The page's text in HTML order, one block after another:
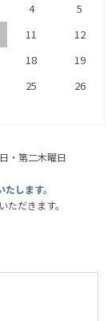
4
5
11
12
18
19
25
26
・第二木曜日
します。
だきます。